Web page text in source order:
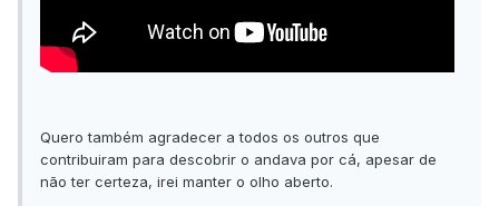
Quero também agradecer a todos os outros que
contribuiram para descobrir o andava por cá, apesar de
não ter certeza, irei manter o olho aberto.